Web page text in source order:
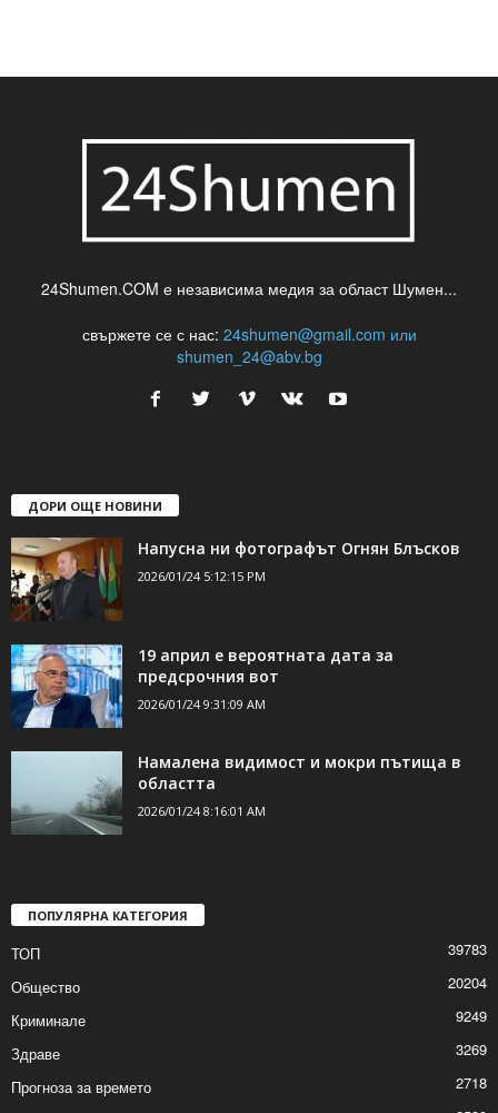
24Shumen.COM е независима медия за област Шумен...
свържете се с нас: 24shumen@gmail.com или
shumen_24@abv.bg
ДОРИ ОЩЕ НОВИНИ
Напусна ни фотографът Огнян Блъсков
2026/01/24 5:12:15 PM
19 април е вероятната дата за
предсрочния вот
2026/01/24 9:31:09 AM
Намалена видимост и мокри пътища в
областта
2026/01/24 8:16:01 AM
ПОПУЛЯРНА КАТЕГОРИЯ
ТОП
39783
Общество
20204
Криминале
9249
Здраве
3269
Прогноза за времето
2718